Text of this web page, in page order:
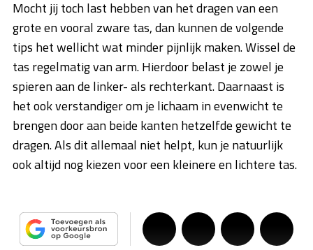
Mocht jij toch last hebben van het dragen van een
grote en vooral zware tas, dan kunnen de volgende
tips het wellicht wat minder pijnlijk maken. Wissel de
tas regelmatig van arm. Hierdoor belast je zowel je
spieren aan de linker- als rechterkant. Daarnaast is
het ook verstandiger om je lichaam in evenwicht te
brengen door aan beide kanten hetzelfde gewicht te
dragen. Als dit allemaal niet helpt, kun je natuurlijk
ook altijd nog kiezen voor een kleinere en lichtere tas.